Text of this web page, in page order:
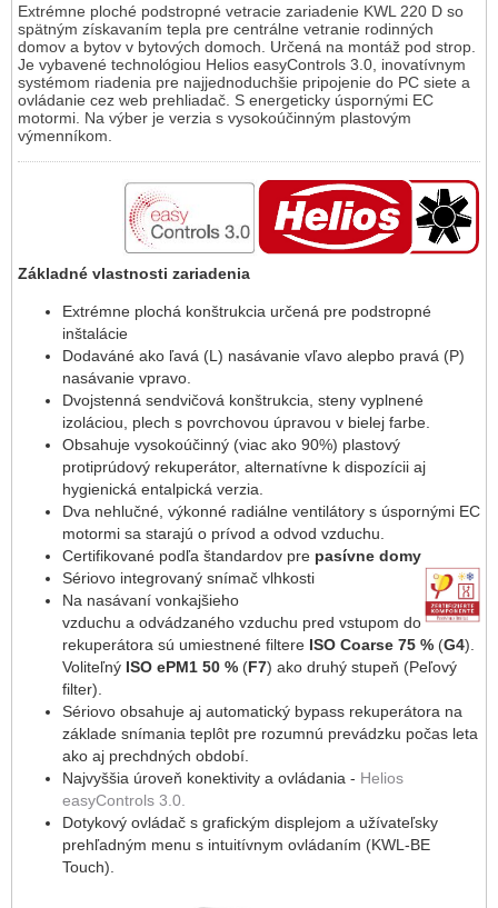
Extrémne ploché podstropné vetracie zariadenie KWL 220 D so
spätným získavaním tepla pre centrálne vetranie rodinných
domov a bytov v bytových domoch. Určená na montáž pod strop.
Je vybavené technológiou Helios easyControls 3.0, inovatívnym
systémom riadenia pre najjednoduchšie pripojenie do PC siete a
ovládanie cez web prehliadač. S energeticky úspornými EC
motormi. Na výber je verzia s vysokoúčinným plastovým
výmenníkom.
Základné vlastnosti zariadenia
Extrémne plochá konštrukcia určená pre podstropné
inštalácie
Dodaváné ako ľavá (L) nasávanie vľavo alepbo pravá (P)
nasávanie vpravo.
Dvojstenná sendvičová konštrukcia, steny vyplnené
izoláciou, plech s povrchovou úpravou v bielej farbe.
Obsahuje vysokoúčinný (viac ako 90%) plastový
protiprúdový rekuperátor, alternatívne k dispozícii aj
hygienická entalpická verzia.
Dva nehlučné, výkonné radiálne ventilátory s úspornými EC
motormi sa starajú o prívod a odvod vzduchu.
Certifikované podľa štandardov pre pasívne domy
Sériovo integrovaný snímač vlhkosti
Na nasávaní vonkajšieho
vzduchu a odvádzaného vzduchu pred vstupom do
rekuperátora sú umiestnené filtere ISO Coarse 75 % (G4).
Voliteľný ISO ePM1 50 % (F7) ako druhý stupeň (Peľový
filter).
Sériovo obsahuje aj automatický bypass rekuperátora na
základe snímania teplôt pre rozumnú prevádzku počas leta
ako aj prechdných období.
Najvyššia úroveň konektivity a ovládania - Helios
easyControls 3.0.
Dotykový ovládač s grafickým displejom a užívateľsky
prehľadným menu s intuitívnym ovládaním (KWL-BE
Touch).